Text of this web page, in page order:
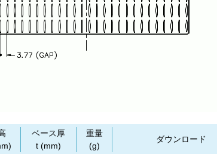
ベース厚
t (mm)
重量
(g)
ダウンロード